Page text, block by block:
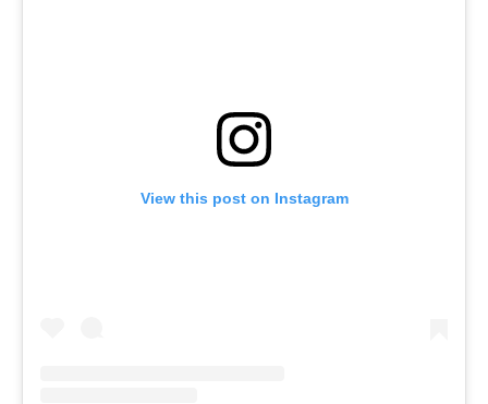
View this post on Instagram